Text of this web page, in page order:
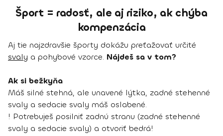
Šport = radosť, ale aj riziko, ak chýba
kompenzácia
Aj tie najzdravšie športy dokážu preťažovať určité
svaly a pohybové vzorce. Nájdeš sa v tom?
Ak si bežkyňa
Máš silné stehná, ale unavené lýtka, zadné stehenné
svaly a sedacie svaly máš oslabené.
! Potrebuješ posilniť zadnú stranu (zadné stehenné
svaly a sedacie svaly) a otvoriť bedrá!